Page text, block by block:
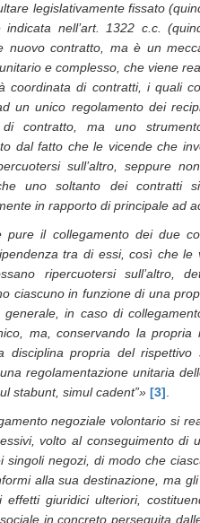
legislativamente fissato
indicata nell’art. 1322 c.c.
nuovo contratto, ma è un
e complesso, che viene
coordinata di contratti, i quali
un unico regolamento dei
di contratto, ma uno
dal fatto che le vicende che
sull’altro, seppure
uno soltanto dei contratti
in rapporto di principale ad
pure il collegamento dei due
tra di essi, così che le
ripercuotersi sull’altro,
ciascuno in funzione di una
in caso di
ma, conservando la propria
disciplina propria del rispettivo
regolamentazione unitaria
stabunt, simul cadent”» [3].
negoziale volontario si
volto al conseguimento
singoli negozi, di modo che
alla sua destinazione, ma
effetti giuridici ulteriori,
in concreto perseguita